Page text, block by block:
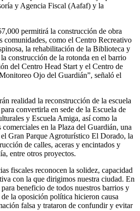
y Agencia Fiscal (Aafaf) y la
permitirá la construcción de obra
comunidades, como el Centro Recreativo
la rehabilitación de la Biblioteca y
construcción de la rotonda en el barrio
del Centro Head Start y el Centro de
Ojo del Guardián”, señaló el
realidad la reconstrucción de la escuela
convertirla en sede de la Escuela de
y Escuela Amiga, así como la
en la Plaza del Guardián, una
el Gran Parque Agroturístico El Dorado, la
de calles, aceras y encintados y
entre otros proyectos.
fiscales reconocen la solidez, capacidad
con la que dirigimos nuestra ciudad. En
beneficio de todos nuestros barrios y
la oposición política hicieron causa
falsa y trataron de confundir y evitar